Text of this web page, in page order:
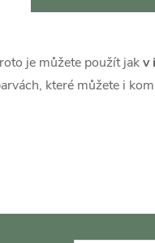
je můžete použít jakv
které můžete i